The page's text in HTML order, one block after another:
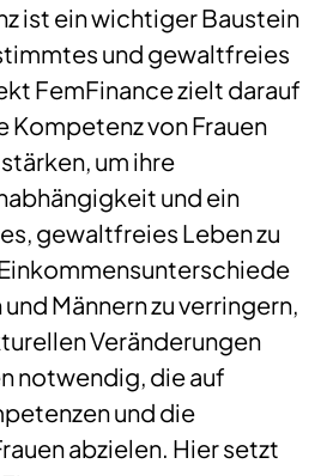
ist ein wichtiger Baustein
und gewaltfreies
FemFinance zielt darauf
Kompetenz von Frauen
um ihre
und ein
gewaltfreies Leben zu
Männern zu verringern,
Veränderungen
notwendig, die auf
und die
abzielen. Hier setzt